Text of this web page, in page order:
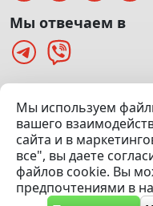
(Офис: 5 этаж | Осмотр
Посмотреть на карте
© 2020 — 2026
192961100 |Эвакуатор
Мы используем
вашего
сайта и в
все", вы даете
файлов cookie. Вы
предпочтениями в
Мы отвечаем в